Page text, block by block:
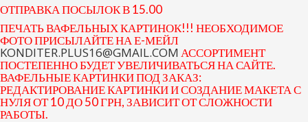
ОТПРАВКА ПОСЫЛОК В 15.00
ПЕЧАТЬ ВАФЕЛЬНЫХ КАРТИНОК!!! НЕОБХОДИМОЕ
ФОТО ПРИСЫЛАЙТЕ НА Е-МЕЙЛ
KONDITER.PLUS16@GMAIL.COM АССОРТИМЕНТ
ПОСТЕПЕННО БУДЕТ УВЕЛИЧИВАТЬСЯ НА САЙТЕ.
ВАФЕЛЬНЫЕ КАРТИНКИ ПОД ЗАКАЗ:
РЕДАКТИРОВАНИЕ КАРТИНКИ И СОЗДАНИЕ МАКЕТА С
НУЛЯ ОТ 10 ДО 50 ГРН, ЗАВИСИТ ОТ СЛОЖНОСТИ
РАБОТЫ.